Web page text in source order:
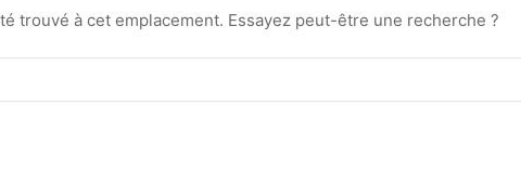
trouvé à cet emplacement. Essayez peut-être une recherche ?